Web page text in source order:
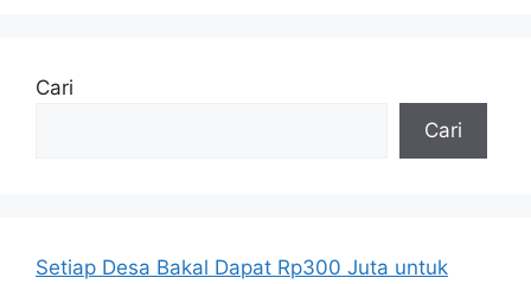
Cari
Cari
Setiap Desa Bakal Dapat Rp300 Juta untuk